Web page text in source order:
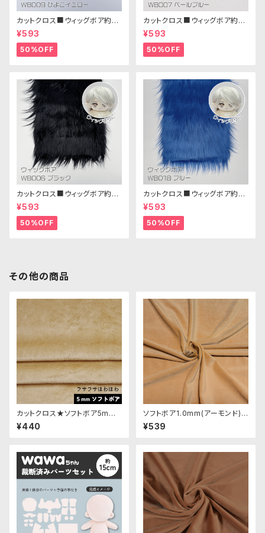
カットクロス■ウィッグボア約8c
m(ひよこイエロー)WB009ボア
生地 25cm × 45cm
¥593
50%OFF
カットクロス■ウィッグボア約8c
m(ペールブルー)WB007ボア
生地 25cm × 45cm
¥593
50%OFF
カットクロス■ウィッグボア約8c
m(ブラック)WB006ボア生地 2
5cm × 45cm
¥593
50%OFF
カットクロス■ウィッグボア約8c
m(ブルー)WB018 ボア生地 25
cm × 45cm
¥593
50%OFF
その他の商品
カットクロス★ソフトボア5mm
(ミルクラテ)LB018 ボア生地 5
0cm × 45cm
¥440
ソフトボア1.0mm(アーモンド)S
SB133 ぬいぐるみ用短毛ボア
生地 20cm
¥539